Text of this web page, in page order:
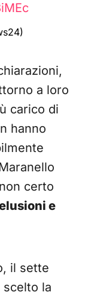
a loro
carico di
hanno
certo
e
il sette
scelto la